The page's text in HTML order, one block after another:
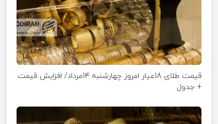
قیمت طلای 18عیار امروز چهارشنبه 14مرداد/ افزایش قیمت
+ جدول